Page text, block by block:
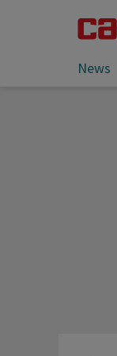
News
Sie lesen: